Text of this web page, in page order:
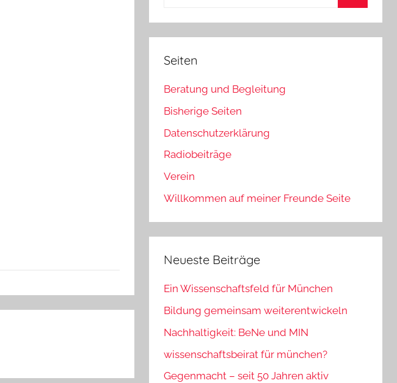
Seiten
Beratung und Begleitung
Bisherige Seiten
Datenschutzerklärung
Radiobeiträge
Verein
Willkommen auf meiner Freunde Seite
Neueste Beiträge
Ein Wissenschaftsfeld für München
Bildung gemeinsam weiterentwickeln
Nachhaltigkeit: BeNe und MIN
wissenschaftsbeirat für münchen?
Gegenmacht – seit 50 Jahren aktiv